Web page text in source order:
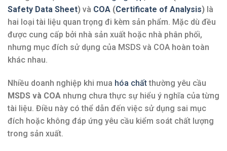
Safety Data Sheet) và COA (Certificate of Analysis) là
hai loại tài liệu quan trọng đi kèm sản phẩm. Mặc dù đều
được cung cấp bởi nhà sản xuất hoặc nhà phân phối,
nhưng mục đích sử dụng của MSDS và COA hoàn toàn
khác nhau.
Nhiều doanh nghiệp khi mua hóa chấtthường yêu cầu
MSDS và COA nhưng chưa thực sự hiểu ý nghĩa của từng
tài liệu. Điều này có thể dẫn đến việc sử dụng sai mục
đích hoặc không đáp ứng yêu cầu kiểm soát chất lượng
trong sản xuất.